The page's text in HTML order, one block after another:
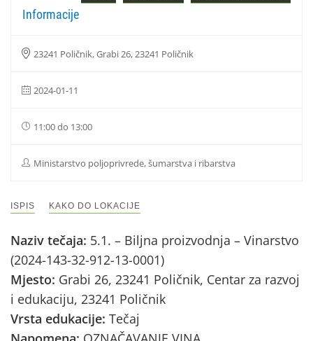
Informacije
23241 Poličnik, Grabi 26, 23241 Poličnik
2024-01-11
11:00 do 13:00
Ministarstvo poljoprivrede, šumarstva i ribarstva
ISPIS KAKO DO LOKACIJE
Naziv tečaja: 5.1. – Biljna proizvodnja – Vinarstvo
(2024-143-32-912-13-0001)
Mjesto: Grabi 26, 23241 Poličnik, Centar za razvoj
i edukaciju, 23241 Poličnik
Vrsta edukacije: Tečaj